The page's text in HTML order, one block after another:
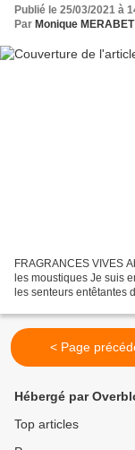
Publié le 25/03/2021 à
Par Monique MERABET
FRAGRANCES VIVES
les moustiques Je suis
les senteurs entêtantes
< Page
Hébergé par
Top articles